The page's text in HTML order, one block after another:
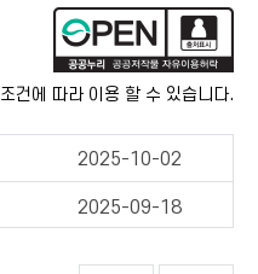
조건에 따라 이용 할 수 있습니다.
2025-10-02
2025-09-18